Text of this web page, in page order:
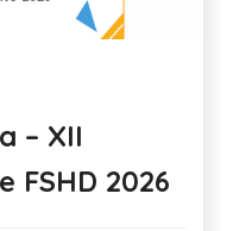
– XII
FSHD 2026